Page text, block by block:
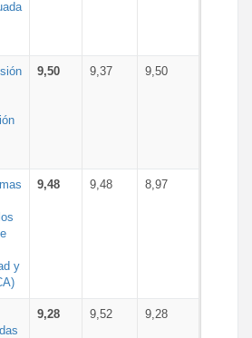
9,50 9,37 9,50
y
9,48 9,48 8,97
9,28 9,52 9,28